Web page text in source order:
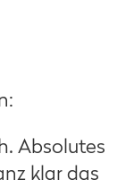
Absolutes
klar das